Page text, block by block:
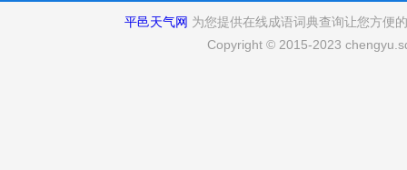
平邑天气网 为您提供在线成语词典查询让您方便
Copyright © 2015-2023